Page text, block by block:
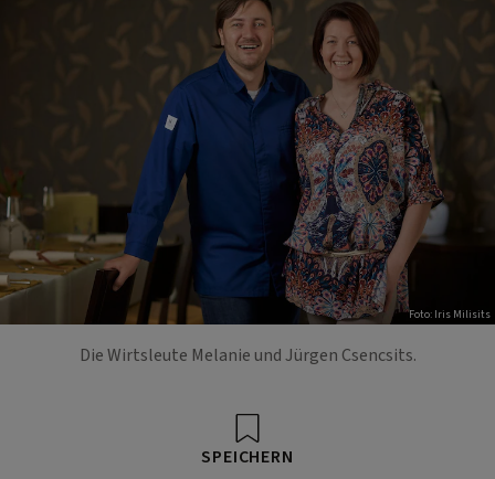
Foto: Iris Milisits
Die Wirtsleute Melanie und Jürgen Csencsits.
SPEICHERN